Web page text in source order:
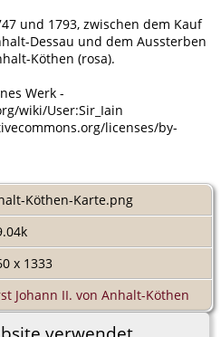
und 1793, zwischen dem Kauf
Dessau und dem Aussterben
Köthen (rosa).
Werk -
wiki/User:Sir_Iain
licenses/by-
Köthen-Karte.png
x 1333
Johann II. von Anhalt-Köthen